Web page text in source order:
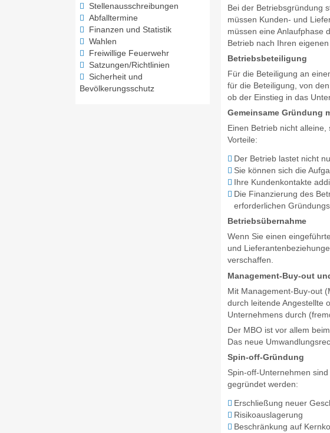
Stellenausschreibungen
Abfalltermine
Finanzen und Statistik
Wahlen
Freiwillige Feuerwehr
Satzungen/Richtlinien
Sicherheit und
Bevölkerungsschutz
Bei der Betriebsgründung
müssen Kunden- und
müssen eine Anlaufphase
Betrieb nach Ihren
Betriebsbeteiligung
Für die Beteiligung an
für die Beteiligung, von
ob der Einstieg in das
Gemeinsame Gründung
Einen Betrieb nicht
Vorteile:
Der Betrieb lastet nicht
Sie können sich die
Ihre Kundenkontakte
Die Finanzierung des
erforderlichen
Betriebsübernahme
Wenn Sie einen
und
verschaffen.
Management-Buy-out
Mit Management-Buy-out
durch leitende Angestellte
Unternehmens durch
Der MBO ist vor allem
Das neue
Spin-off-Gründung
Spin-off-Unternehmen
gegründet werden:
Erschließung neuer
Risikoauslagerung
Beschränkung auf